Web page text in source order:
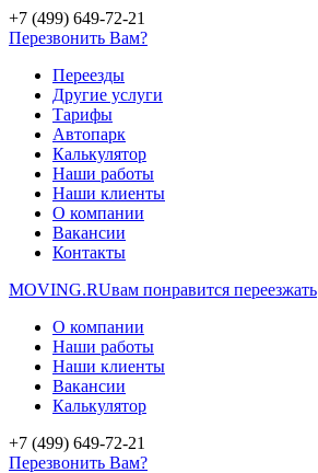
+7 (499) 649-72-21
Перезвонить Вам?
Переезды
Другие услуги
Тарифы
Автопарк
Калькулятор
Наши работы
Наши клиенты
О компании
Вакансии
Контакты
MOVING.RUвам понравится переезжать
О компании
Наши работы
Наши клиенты
Вакансии
Калькулятор
+7 (499) 649-72-21
Перезвонить Вам?